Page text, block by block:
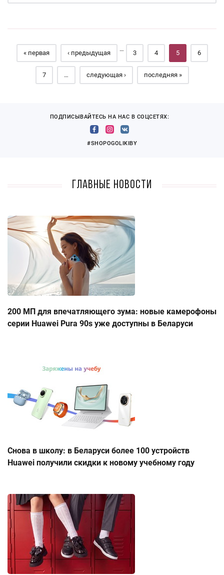
Страницы
« первая ‹ предыдущая
…
3 4 5 6
7 … следующая › последняя »
ПОДПИСЫВАЙТЕСЬ НА НАС В СОЦСЕТЯХ:
#SHOPOGOLIKIBY
Главные новости
200 МП для впечатляющего зума: новые камерофоны
серии Huawei Pura 90s уже доступны в Беларуси
Снова в школу: в Беларуси более 100 устройств
Huawei получили скидки к новому учебному году